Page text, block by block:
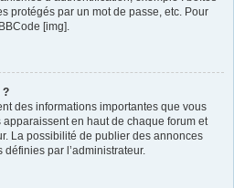
protégés par un mot de passe, etc. Pour
[img].
?
des informations importantes que vous
en haut de chaque forum et
La possibilité de publier des annonces
par l’administrateur.